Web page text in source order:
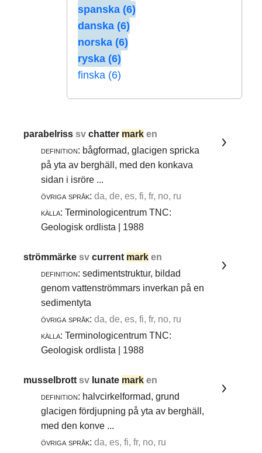
spanska (6)
danska (6)
norska (6)
ryska (6)
finska (6)
parabelrisssvchatter mark en
definition: bågformad, glacigen spricka
på yta av berghäll, med den konkava
sidan i isröre ...
övriga språk: da, de, es, fi, fr, no, ru
källa: Terminologicentrum TNC:
Geologisk ordlista | 1988
strömmärkesvcurrent mark en
definition: sedimentstruktur, bildad
genom vattenströmmars inverkan på en
sedimentyta
övriga språk: da, de, es, fi, fr, no, ru
källa: Terminologicentrum TNC:
Geologisk ordlista | 1988
musselbrottsv lunate mark en
definition: halvcirkelformad, grund
glacigen fördjupning på yta av berghäll,
med den konve ...
övriga språk: da, es, fi, fr, no, ru